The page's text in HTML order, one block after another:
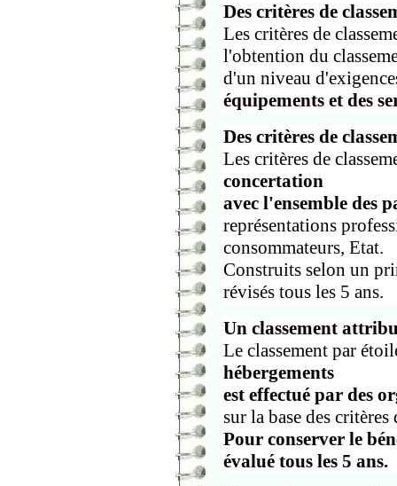
Des critères de
Les critères de
l'obtention du
d'un niveau
équipements et des
Des critères de
Les critères de
concertation
avec l'ensemble des
représentations
consommateurs, Etat.
Construits selon un
révisés tous les 5 ans.
Un classement
Le classement par
hébergements
est effectué par des
sur la base des
Pour conserver le
évalué tous les 5 ans.